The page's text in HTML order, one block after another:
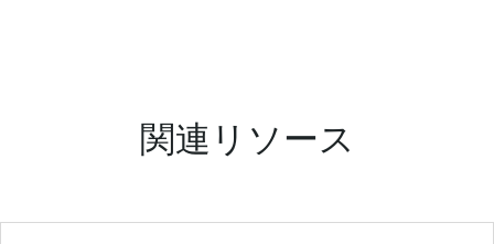
関連リソース